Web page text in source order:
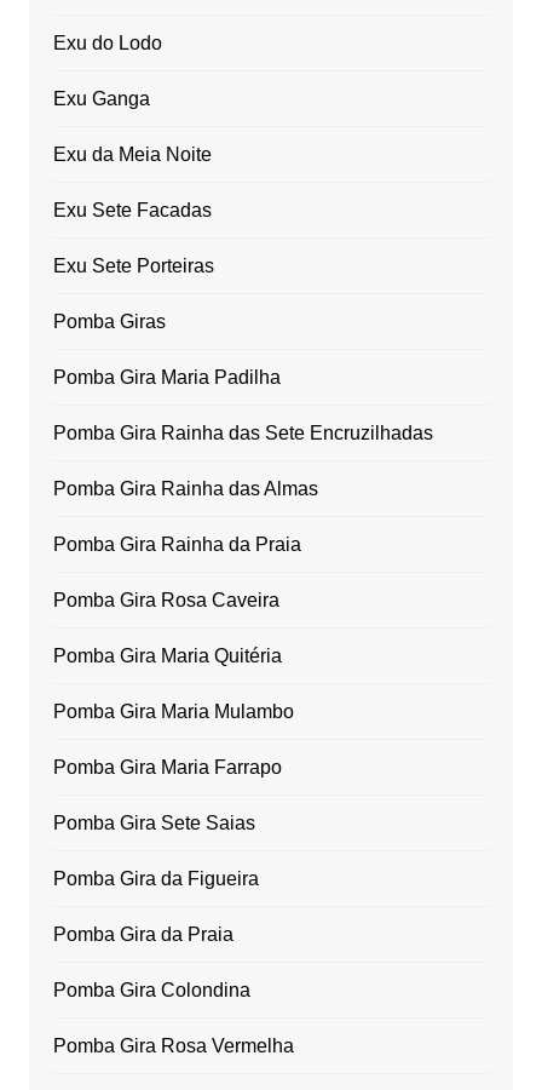
Exu do Lodo
Exu Ganga
Exu da Meia Noite
Exu Sete Facadas
Exu Sete Porteiras
Pomba Giras
Pomba Gira Maria Padilha
Pomba Gira Rainha das Sete Encruzilhadas
Pomba Gira Rainha das Almas
Pomba Gira Rainha da Praia
Pomba Gira Rosa Caveira
Pomba Gira Maria Quitéria
Pomba Gira Maria Mulambo
Pomba Gira Maria Farrapo
Pomba Gira Sete Saias
Pomba Gira da Figueira
Pomba Gira da Praia
Pomba Gira Colondina
Pomba Gira Rosa Vermelha